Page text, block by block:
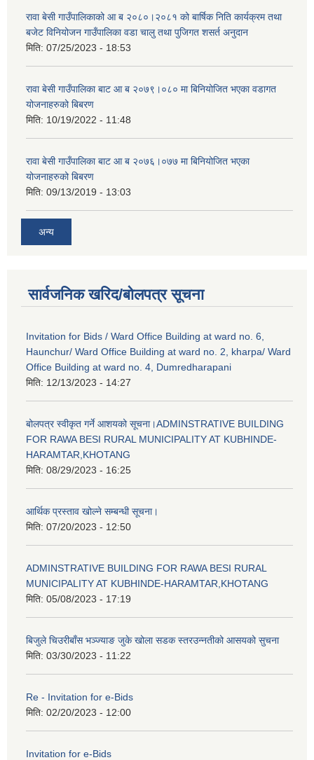
रावा बेसी गाउँपालिकाको आ ब २०८०।२०८१ को बार्षिक निति कार्यक्रम तथा
बजेट विनियोजन गाउँपालिका वडा चालु तथा पुजिगत शसर्त अनुदान
मिति: 07/25/2023 - 18:53
रावा बेसी गाउँपालिका बाट आ ब २०७९।०८० मा बिनियोजित भएका वडागत
योजनाहरुको बिबरण
मिति: 10/19/2022 - 11:48
रावा बेसी गाउँपालिका बाट आ ब २०७६।०७७ मा बिनियोजित भएका
योजनाहरुको बिबरण
मिति: 09/13/2019 - 13:03
अन्य
सार्वजनिक खरिद/बोलपत्र सूचना
Invitation for Bids / Ward Office Building at ward no. 6,
Haunchur/ Ward Office Building at ward no. 2, kharpa/ Ward
Office Building at ward no. 4, Dumredharapani
मिति: 12/13/2023 - 14:27
बोलपत्र स्वीकृत गर्ने आशयको सूचना।ADMINSTRATIVE BUILDING
FOR RAWA BESI RURAL MUNICIPALITY AT KUBHINDE-
HARAMTAR,KHOTANG
मिति: 08/29/2023 - 16:25
आर्थिक प्रस्ताव खोल्ने सम्बन्धी सूचना।
मिति: 07/20/2023 - 12:50
ADMINSTRATIVE BUILDING FOR RAWA BESI RURAL
MUNICIPALITY AT KUBHINDE-HARAMTAR,KHOTANG
मिति: 05/08/2023 - 17:19
बिजुले चिउरीबाँस भञ्ज्याङ जुके खोला सडक स्तरउन्नतीको आसयको सुचना
मिति: 03/30/2023 - 11:22
Re - Invitation for e-Bids
मिति: 02/20/2023 - 12:00
Invitation for e-Bids